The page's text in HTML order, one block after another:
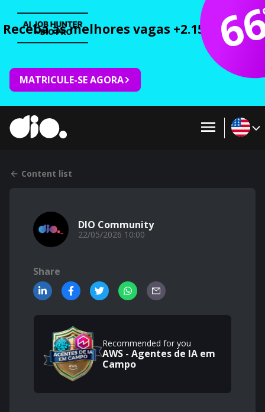
Receba as melhores vagas +2.150 cursos
MATRICULE-SE AGORA
Content list
DIO Community
22/05/2026 10:00
Share
Recommended for you
AWS - Agentes de IA em
Campo